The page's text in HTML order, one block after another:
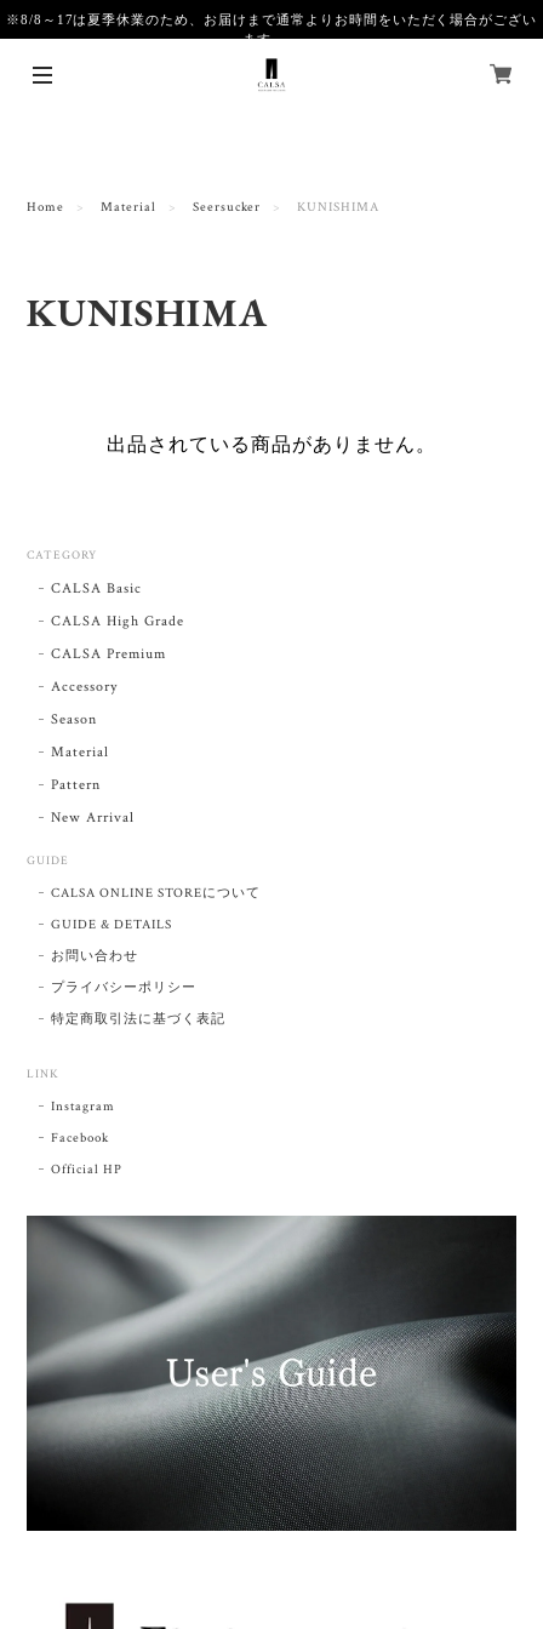
※8/8～17は夏季休業のため、お届けまで通常よりお時間をいただく場合がござい
ます。
Home Material Seersucker KUNISHIMA
KUNISHIMA
出品されている商品がありません。
CATEGORY
CALSA Basic
CALSA High Grade
CALSA Premium
Accessory
Season
Material
Pattern
New Arrival
GUIDE
CALSA ONLINE STOREについて
GUIDE & DETAILS
お問い合わせ
プライバシーポリシー
特定商取引法に基づく表記
LINK
Instagram
Facebook
Official HP